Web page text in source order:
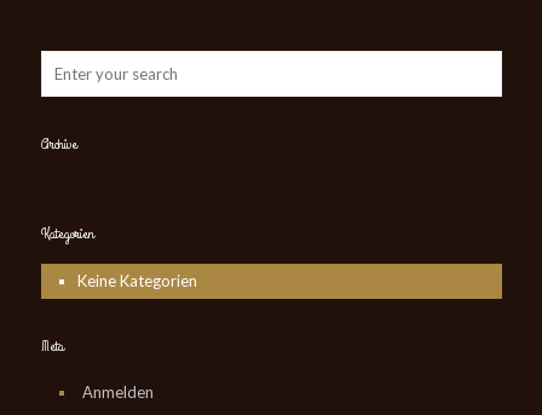
Archive
Kategorien
Keine Kategorien
Meta
Anmelden